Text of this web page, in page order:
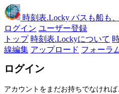
時刻表.Locky バスも船も
ログイン ユーザー登録
トップ 時刻表.Lockyについて
線編集 アップロード フォーラ
ログイン
アカウントをまだお持ちでなければ